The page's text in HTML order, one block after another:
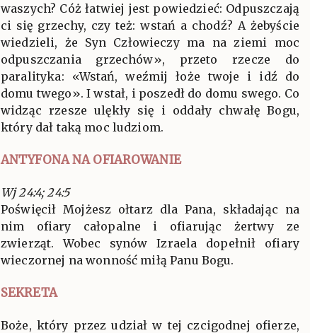
waszych? Cóż łatwiej jest powiedzieć: Odpuszczają
ci się grzechy, czy też: wstań a chodź? A żebyście
wiedzieli, że Syn Człowieczy ma na ziemi moc
odpuszczania grzechów», przeto rzecze do
paralityka: «Wstań, weźmij łoże twoje i idź do
domu twego». I wstał, i poszedł do domu swego. Co
widząc rzesze ulękły się i oddały chwałę Bogu,
który dał taką moc ludziom.
ANTYFONA NA OFIAROWANIE
Wj 24:4; 24:5
Poświęcił Mojżesz ołtarz dla Pana, składając na
nim ofiary całopalne i ofiarując żertwy ze
zwierząt. Wobec synów Izraela dopełnił ofiary
wieczornej na wonność miłą Panu Bogu.
SEKRETA
Boże, który przez udział w tej czcigodnej ofierze,